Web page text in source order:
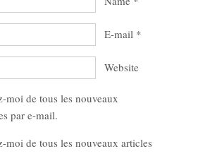
E-mail *
Website
moi de tous les nouveaux
par e-mail.
moi de tous les nouveaux articles